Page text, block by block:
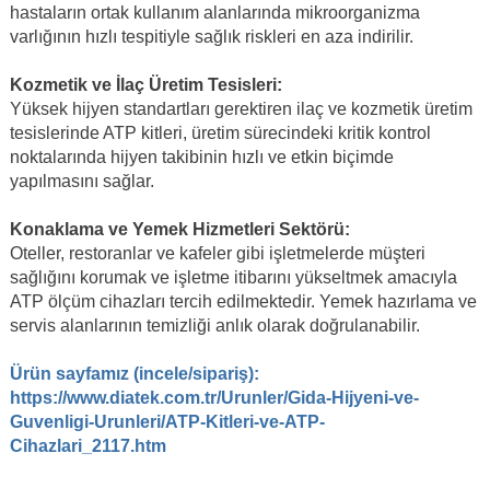
hastaların ortak kullanım alanlarında mikroorganizma
varlığının hızlı tespitiyle sağlık riskleri en aza indirilir.
Kozmetik ve İlaç Üretim Tesisleri:
Yüksek hijyen standartları gerektiren ilaç ve kozmetik üretim
tesislerinde ATP kitleri, üretim sürecindeki kritik kontrol
noktalarında hijyen takibinin hızlı ve etkin biçimde
yapılmasını sağlar.
Konaklama ve Yemek Hizmetleri Sektörü:
Oteller, restoranlar ve kafeler gibi işletmelerde müşteri
sağlığını korumak ve işletme itibarını yükseltmek amacıyla
ATP ölçüm cihazları tercih edilmektedir. Yemek hazırlama ve
servis alanlarının temizliği anlık olarak doğrulanabilir.
Ürün sayfamız (incele/sipariş):
https://www.diatek.com.tr/Urunler/Gida-Hijyeni-ve-
Guvenligi-Urunleri/ATP-Kitleri-ve-ATP-
Cihazlari_2117.htm